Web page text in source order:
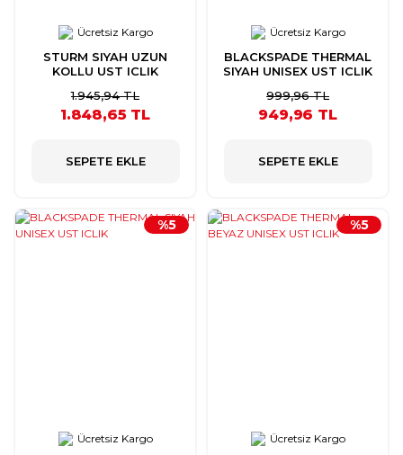
Ücretsiz Kargo
STURM SIYAH UZUN
KOLLU UST ICLIK
1.945,94 TL
1.848,65 TL
SEPETE EKLE
Ücretsiz Kargo
BLACKSPADE THERMAL
SIYAH UNISEX UST ICLIK
999,96 TL
949,96 TL
SEPETE EKLE
Ücretsiz Kargo
%5
Ücretsiz Kargo
%5